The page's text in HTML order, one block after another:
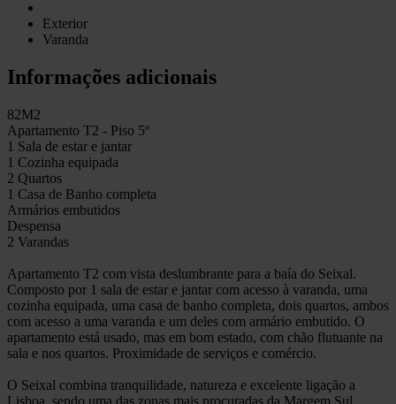
Exterior
Varanda
Informações adicionais
82M2
Apartamento T2 - Piso 5º
1 Sala de estar e jantar
1 Cozinha equipada
2 Quartos
1 Casa de Banho completa
Armários embutidos
Despensa
2 Varandas
Apartamento T2 com vista deslumbrante para a baía do Seixal.
Composto por 1 sala de estar e jantar com acesso à varanda, uma
cozinha equipada, uma casa de banho completa, dois quartos, ambos
com acesso a uma varanda e um deles com armário embutido. O
apartamento está usado, mas em bom estado, com chão flutuante na
sala e nos quartos. Proximidade de serviços e comércio.
O Seixal combina tranquilidade, natureza e excelente ligação a
Lisboa, sendo uma das zonas mais procuradas da Margem Sul.